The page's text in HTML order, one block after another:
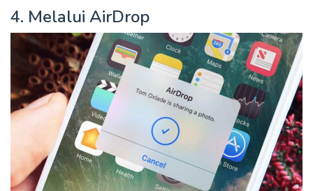
4. Melalui AirDrop